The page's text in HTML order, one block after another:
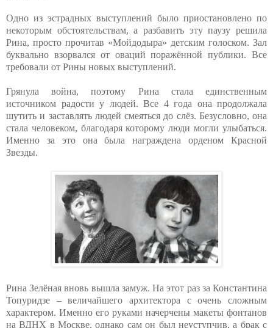
Одно из эстрадных выступлений было приостановлено по
некоторым обстоятельствам, а разбавить эту паузу решила
Рина, просто прочитав «Мойдодыра» детским голоском. Зал
буквально взорвался от оваций поражённой публики. Все
требовали от Рины новых выступлений.
Грянула война, поэтому Рина стала единственным
источником радости у людей. Все 4 года она продолжала
шутить и заставлять людей смеяться до слёз. Безусловно, она
стала человеком, благодаря которому люди могли улыбаться.
Именно за это она была награждена орденом Красной
Звезды.
Рина Зелёная вновь вышла замуж. На этот раз за Константина
Топуридзе – величайшего архитектора с очень сложным
характером. Именно его руками начерчены макеты фонтанов
на ВДНХ в Москве, однако сам он был неуступчив, а брак с